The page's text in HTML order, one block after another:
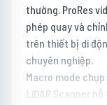
thường. ProRes
phép quay và
trên thiết bị di
chuyên nghiệp.
Macro mode
LiDAR Scanner